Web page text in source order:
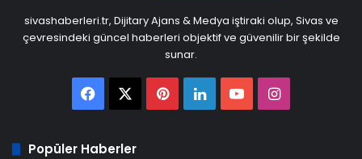
sivashaberleri.tr, Dijitary Ajans & Medya iştiraki olup, Sivas ve
çevresindeki güncel haberleri objektif ve güvenilir bir şekilde
sunar.
FacebookPinterest
LinkedInYouTubeInstagram
Popüler Haberler